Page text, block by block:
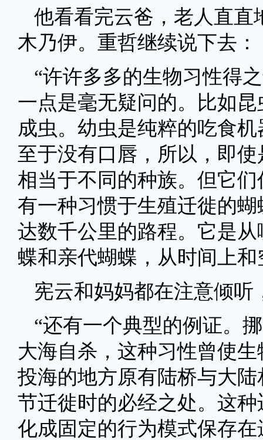
他看看完云爸，老人直直
木乃伊。重哲继续说下去：
“许许多多的生物习性得
一点是毫无疑问的。比如
成虫。幼虫是纯粹的吃食
至于没有口唇，所以，即
相当于不同的种族。但它
有一种习惯于生殖迁徙的
达数千公里的路程。它是
蝶和亲代蝴蝶，从时间上
宪云和妈妈都在注意倾听
“还有一个典型的例证。
大海自杀，这种习性曾使
投海的地方原有陆桥与大
节迁徙时的必经之处。这
化成固定的行为模式保存